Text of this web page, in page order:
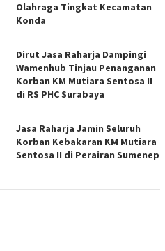
Olahraga Tingkat Kecamatan
Konda
Dirut Jasa Raharja Dampingi
Wamenhub Tinjau Penanganan
Korban KM Mutiara Sentosa II
di RS PHC Surabaya
Jasa Raharja Jamin Seluruh
Korban Kebakaran KM Mutiara
Sentosa II di Perairan Sumenep